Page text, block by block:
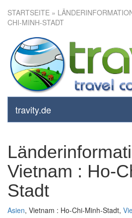
STARTSEITE »
CHI-MINH-STADT
travity.de
Vietnam : Ho-
Stadt
Asien, Vietnam : Ho-Chi-Minh-Stadt,